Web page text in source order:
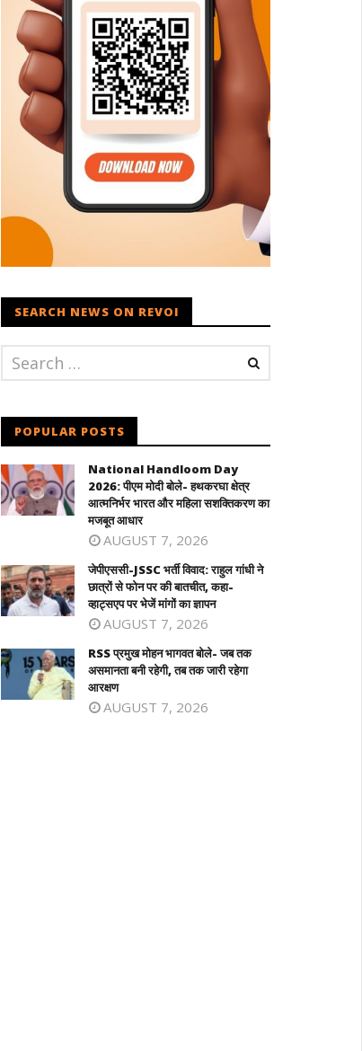
SEARCH NEWS ON REVOI
POPULAR POSTS
National Handloom Day
2026: पीएम मोदी बोले- हथकरघा क्षेत्र
आत्मनिर्भर भारत और महिला सशक्तिकरण का
मजबूत आधार
AUGUST 7, 2026
जेपीएससी-JSSC भर्ती विवाद: राहुल गांधी ने
छात्रों से फोन पर की बातचीत, कहा-
व्हाट्सएप पर भेजें मांगों का ज्ञापन
AUGUST 7, 2026
RSS प्रमुख मोहन भागवत बोले- जब तक
असमानता बनी रहेगी, तब तक जारी रहेगा
आरक्षण
AUGUST 7, 2026